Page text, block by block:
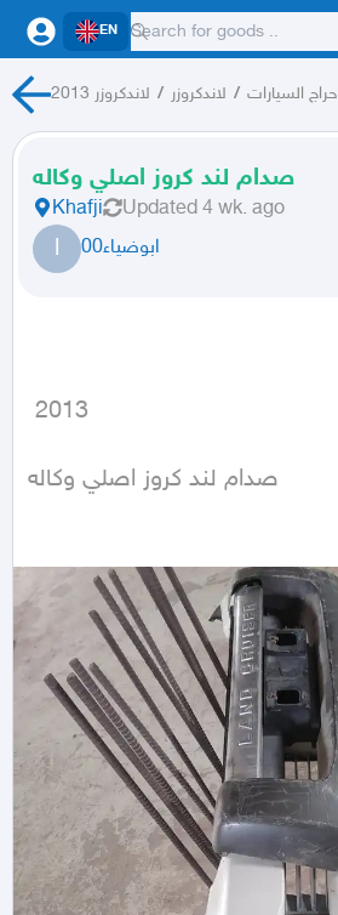
EN
لاندكروزر 2013 / لاندكروزر / حراج السيارات
صدام لند كروز اصلي وكاله
Khafji Updated 4 wk. ago
ا ابوضياء00
2013
صدام لند كروز اصلي وكاله